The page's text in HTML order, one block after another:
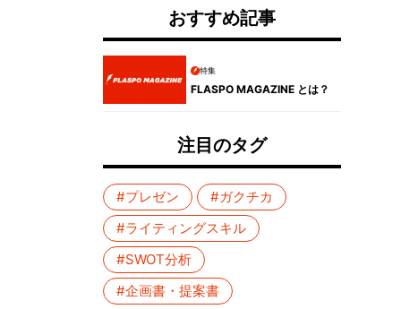
ベントレポート
おすすめ記事
特集
FLASPO MAGAZINE とは？
注目のタグ
#プレゼン
#ガクチカ
#ライティングスキル
#SWOT分析
#企画書・提案書